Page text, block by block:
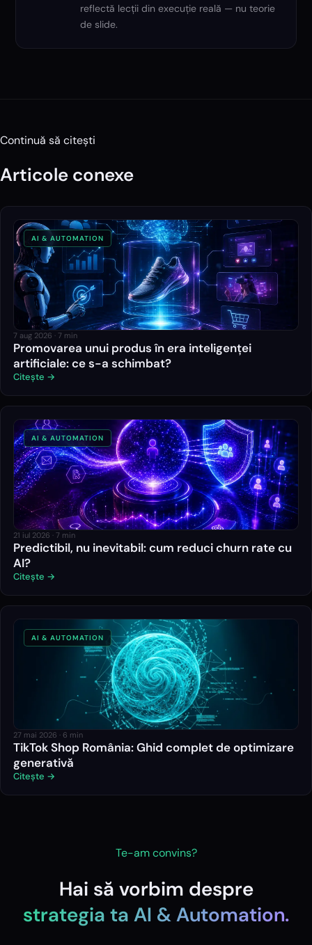
reflectă lecții din execuție reală — nu teorie
de slide.
Continuă să citești
Articole conexe
AI & AUTOMATION
7 aug 2026 · 7 min
Promovarea unui produs în era inteligenței
artificiale: ce s-a schimbat?
Citește →
AI & AUTOMATION
21 iul 2026 · 7 min
Predictibil, nu inevitabil: cum reduci churn rate cu
AI?
Citește →
AI & AUTOMATION
27 mai 2026 · 6 min
TikTok Shop România: Ghid complet de optimizare
generativă
Citește →
Te-am convins?
Hai să vorbim despre
strategia ta AI & Automation.